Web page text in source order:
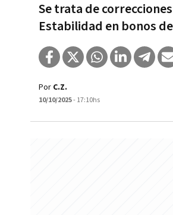
Se trata de
Estabilidad en bonos
Por C.Z.
10/10/2025- 17:10hs